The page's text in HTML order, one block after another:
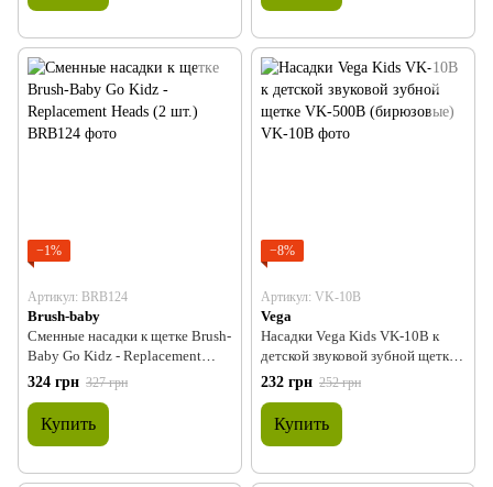
−1%
Артикул: BRB124
Brush-baby
Сменные насадки к щетке Brush-
Baby Go Kidz - Replacement
Heads (2 шт.)
324 грн 327 грн
Купить
−8%
Артикул: VK-10B
Vega
Насадки Vega Kids VK-10B к
детской звуковой зубной щетке
VK-500B (бирюзовые)
232 грн 252 грн
Купить